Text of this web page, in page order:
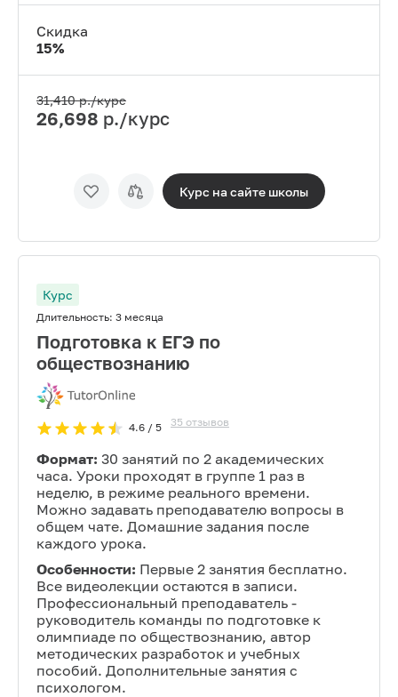
Скидка
15%
31,410р./курс
26,698 р./курс
Курс на сайте школы
Курс
Длительность: 3 месяца
Подготовка к ЕГЭ по
обществознанию
4.6/ 5 35 отзывов
Формат: 30 занятий по 2 академических
часа. Уроки проходят в группе 1 раз в
неделю, в режиме реального времени.
Можно задавать преподавателю вопросы в
общем чате. Домашние задания после
каждого урока.
Особенности: Первые 2 занятия бесплатно.
Все видеолекции остаются в записи.
Профессиональный преподаватель -
руководитель команды по подготовке к
олимпиаде по обществознанию, автор
методических разработок и учебных
пособий. Дополнительные занятия с
психологом.